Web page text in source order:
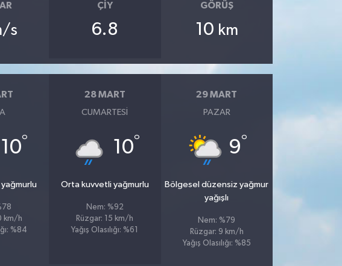
s
ÇIY
6.8
GÖRÜŞ
10 km
10°
km/h
%84
28 MART
CUMARTESI
10°
Orta kuvvetli yağmurlu
Nem: %92
Rüzgar: 15 km/h
Yağış Olasılığı: %61
29 MART
PAZAR
9°
Bölgesel düzensiz yağmur
yağışlı
Nem: %79
Rüzgar: 9 km/h
Yağış Olasılığı: %85